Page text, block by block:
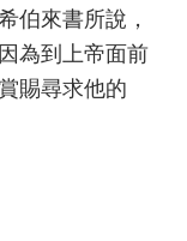
伯來書所說，
為到上帝面前
賜尋求他的